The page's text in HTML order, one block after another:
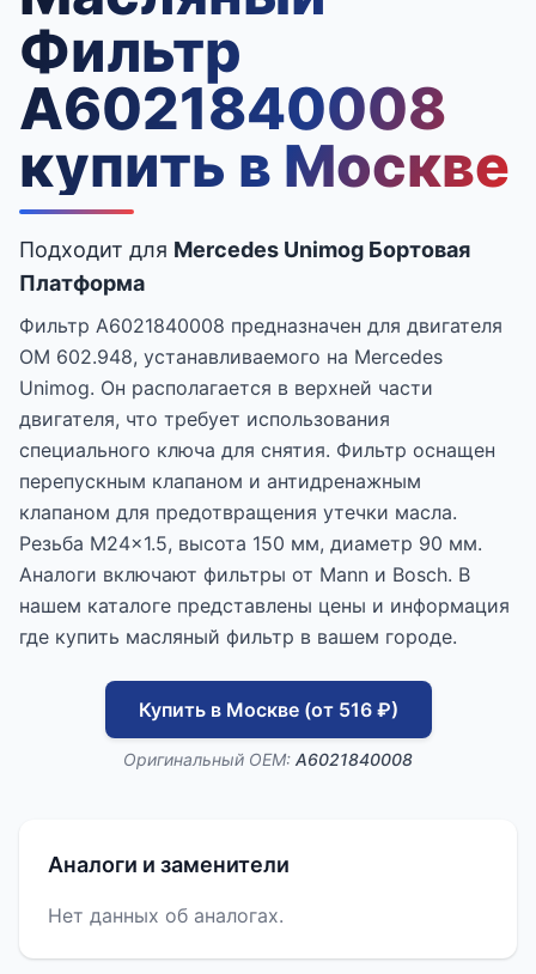
Фильтр
A6021840008
купить в Москве
Подходит для Mercedes Unimog Бортовая
Платформа
Фильтр A6021840008 предназначен для двигателя
OM 602.948, устанавливаемого на Mercedes
Unimog. Он располагается в верхней части
двигателя, что требует использования
специального ключа для снятия. Фильтр оснащен
перепускным клапаном и антидренажным
клапаном для предотвращения утечки масла.
Резьба M24x1.5, высота 150 мм, диаметр 90 мм.
Аналоги включают фильтры от Mann и Bosch. В
нашем каталоге представлены цены и информация
где купить масляный фильтр в вашем городе.
Купить в Москве (от 516 ₽)
Оригинальный OEM: A6021840008
Аналоги и заменители
Нет данных об аналогах.